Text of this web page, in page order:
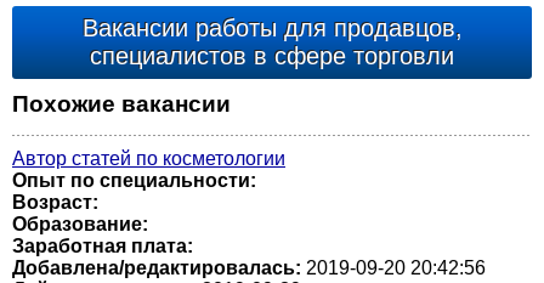
Вакансии работы для продавцов,
специалистов в сфере торговли
Похожие вакансии
Автор статей по косметологии
Опыт по специальности:
Возраст:
Образование:
Заработная плата:
Добавлена/редактировалась: 2019-09-20 20:42:56